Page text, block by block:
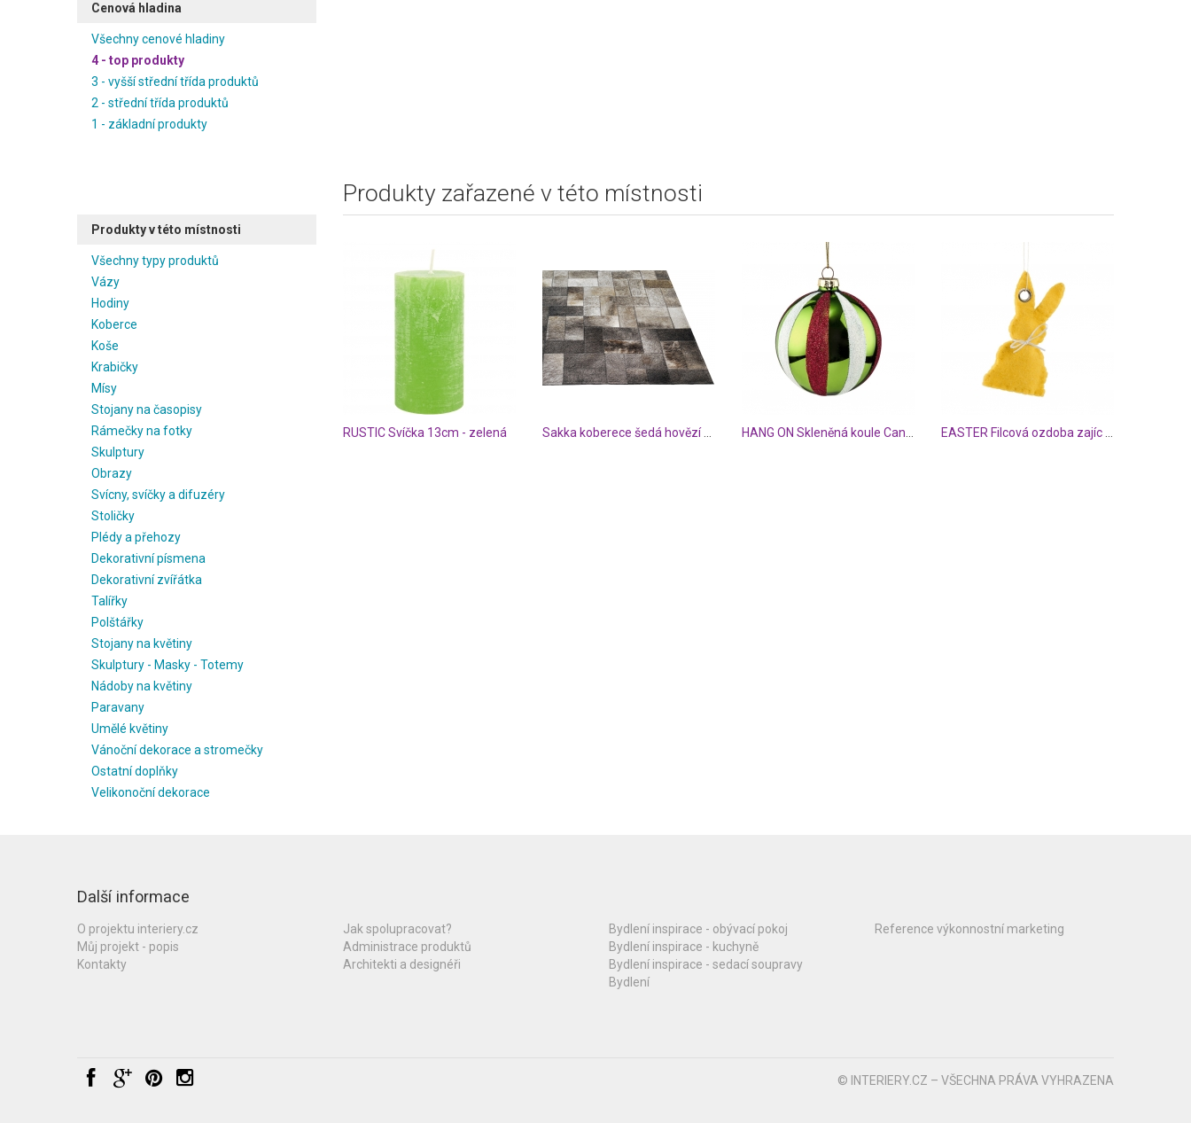
Cenová hladina
Všechny cenové hladiny
4 - top produkty
3 - vyšší střední třída produktů
2 - střední třída produktů
1 - základní produkty
Produkty v této místnosti
Všechny typy produktů
Vázy
Hodiny
Koberce
Koše
Krabičky
Mísy
Stojany na časopisy
Rámečky na fotky
Skulptury
Obrazy
Svícny, svíčky a difuzéry
Stoličky
Plédy a přehozy
Dekorativní písmena
Dekorativní zvířátka
Talířky
Polštářky
Stojany na květiny
Skulptury - Masky - Totemy
Nádoby na květiny
Paravany
Umělé květiny
Vánoční dekorace a stromečky
Ostatní doplňky
Velikonoční dekorace
Produkty zařazené v této místnosti
RUSTIC Svíčka 13cm - zelená
Další informace
O projektu interiery.cz
Můj projekt - popis
Kontakty
Jak spolupracovat?
Administrace produktů
Architekti a designéři
Bydlení inspirace - obývací pokoj
Bydlení inspirace - kuchyně
Bydlení inspirace - sedací soupravy
Bydlení
Reference výkonnostní marketing
© INTERIERY.CZ – VŠECHNA PRÁVA VYHRAZENA